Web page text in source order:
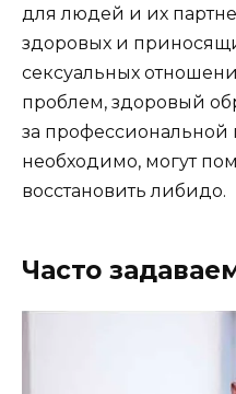
для людей и их
здоровых и
сексуальных
проблем, здоровый
за профессиональной
необходимо, могут
восстановить либидо.
Часто